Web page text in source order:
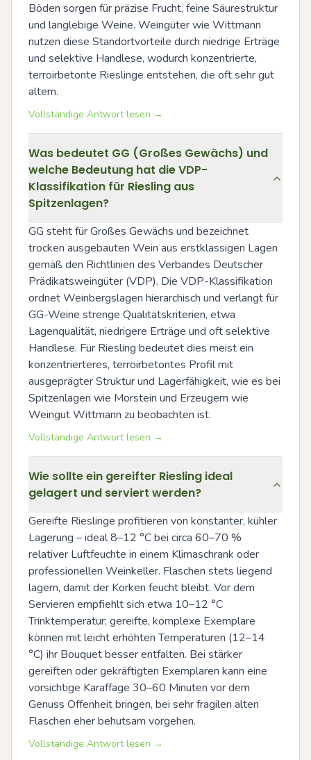
Böden sorgen für präzise Frucht, feine Säurestruktur
und langlebige Weine. Weingüter wie Wittmann
nutzen diese Standortvorteile durch niedrige Erträge
und selektive Handlese, wodurch konzentrierte,
terroirbetonte Rieslinge entstehen, die oft sehr gut
altern.
Vollständige Antwort lesen →
Was bedeutet GG (Großes Gewächs) und
welche Bedeutung hat die VDP-
Klassifikation für Riesling aus
Spitzenlagen?
GG steht für Großes Gewächs und bezeichnet
trocken ausgebauten Wein aus erstklassigen Lagen
gemäß den Richtlinien des Verbandes Deutscher
Prädikatsweingüter (VDP). Die VDP-Klassifikation
ordnet Weinbergslagen hierarchisch und verlangt für
GG-Weine strenge Qualitätskriterien, etwa
Lagenqualität, niedrigere Erträge und oft selektive
Handlese. Für Riesling bedeutet dies meist ein
konzentrierteres, terroirbetontes Profil mit
ausgeprägter Struktur und Lagerfähigkeit, wie es bei
Spitzenlagen wie Morstein und Erzeugern wie
Weingut Wittmann zu beobachten ist.
Vollständige Antwort lesen →
Wie sollte ein gereifter Riesling ideal
gelagert und serviert werden?
Gereifte Rieslinge profitieren von konstanter, kühler
Lagerung – ideal 8–12 °C bei circa 60–70 %
relativer Luftfeuchte in einem Klimaschrank oder
professionellen Weinkeller. Flaschen stets liegend
lagern, damit der Korken feucht bleibt. Vor dem
Servieren empfiehlt sich etwa 10–12 °C
Trinktemperatur; gereifte, komplexe Exemplare
können mit leicht erhöhten Temperaturen (12–14
°C) ihr Bouquet besser entfalten. Bei stärker
gereiften oder gekräftigten Exemplaren kann eine
vorsichtige Karaffage 30–60 Minuten vor dem
Genuss Offenheit bringen, bei sehr fragilen alten
Flaschen eher behutsam vorgehen.
Vollständige Antwort lesen →